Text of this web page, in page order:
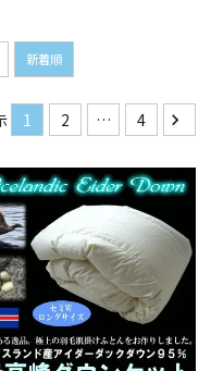
新着順
1 2 … 4